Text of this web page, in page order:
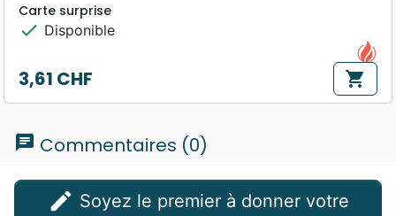
Carte surprise
check Disponible
Prix
3,61 CHF shopping_cart
chat Commentaires (0)
edit